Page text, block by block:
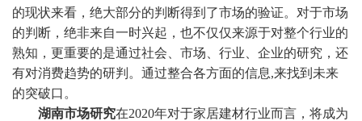
的现状来看，绝大部分的判断得到了市场的验证。对于市场
的判断，绝非来自一时兴起，也不仅仅来源于对整个行业的
熟知，更重要的是通过社会、市场、行业、企业的研究，还
有对消费趋势的研判。通过整合各方面的信息,来找到未来
的突破口。
湖南市场研究在2020年对于家居建材行业而言，将成为